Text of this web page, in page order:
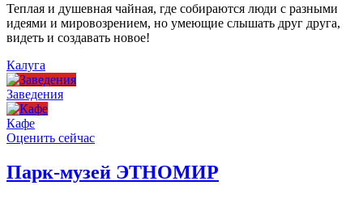
Теплая и душевная чайная, где собираются люди с разными
идеями и мировозрением, но умеющие слышать друг друга,
видеть и создавать новое!
Калуга
Заведения
Кафе
Оценить сейчас
Парк-музей ЭТНОМИР